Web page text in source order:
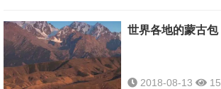
世界各地的蒙古
2018-08-13